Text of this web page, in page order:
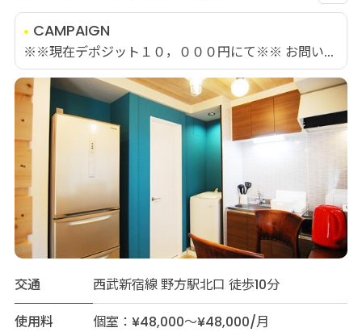
CAMPAIGN
※※現在デポジット１０，０００円にて※※ お問い...
交通
西武新宿線 野方駅北口 徒歩10分
使用料
個室：¥48,000～¥48,000/月